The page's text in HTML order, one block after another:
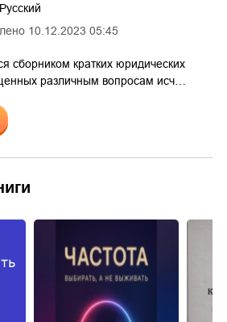
10.12.2023 05:45
Русский
сборником кратких юридических
различным вопросам исч…